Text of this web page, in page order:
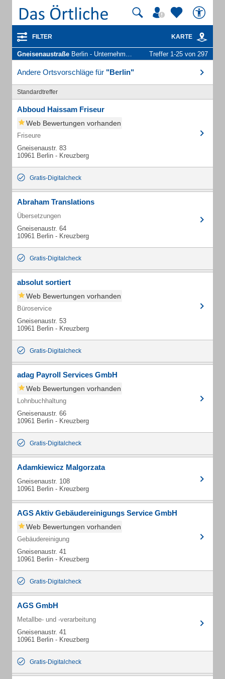
FILTER KARTE
Gneisenaustraße Berlin - Unternehmen und Personen Treffer 1-25 von 297
Andere Ortsvorschläge für "Berlin"
Standardtreffer
Abboud Haissam Friseur
Web Bewertungen vorhanden
Friseure
Gneisenaustr. 83
10961 Berlin - Kreuzberg
Gratis-Digitalcheck
Abraham Translations
Übersetzungen
Gneisenaustr. 64
10961 Berlin - Kreuzberg
Gratis-Digitalcheck
absolut sortiert
Web Bewertungen vorhanden
Büroservice
Gneisenaustr. 53
10961 Berlin - Kreuzberg
Gratis-Digitalcheck
adag Payroll Services GmbH
Web Bewertungen vorhanden
Lohnbuchhaltung
Gneisenaustr. 66
10961 Berlin - Kreuzberg
Gratis-Digitalcheck
Adamkiewicz Malgorzata
Gneisenaustr. 108
10961 Berlin - Kreuzberg
AGS Aktiv Gebäudereinigungs Service GmbH
Web Bewertungen vorhanden
Gebäudereinigung
Gneisenaustr. 41
10961 Berlin - Kreuzberg
Gratis-Digitalcheck
AGS GmbH
Metallbe- und -verarbeitung
Gneisenaustr. 41
10961 Berlin - Kreuzberg
Gratis-Digitalcheck